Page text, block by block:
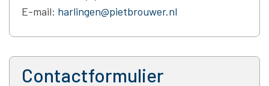
E-mail: harlingen@pietbrouwer.nl
Contactformulier